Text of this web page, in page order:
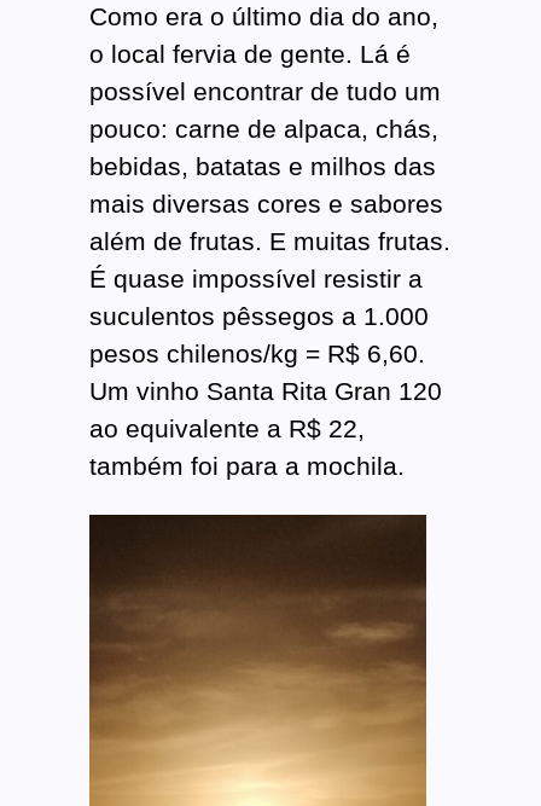
Como era o último dia do ano,
o local fervia de gente. Lá é
possível encontrar de tudo um
pouco: carne de alpaca, chás,
bebidas, batatas e milhos das
mais diversas cores e sabores
além de frutas. E muitas frutas.
É quase impossível resistir a
suculentos pêssegos a 1.000
pesos chilenos/kg = R$ 6,60.
Um vinho Santa Rita Gran 120
ao equivalente a R$ 22,
também foi para a mochila.